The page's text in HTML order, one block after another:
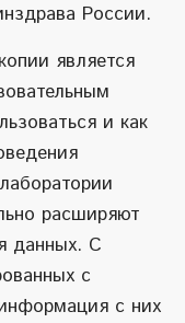
России.
является
и как
расширяют
данных. С
с
с них